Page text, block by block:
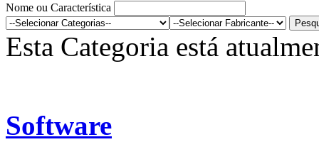
Nome ou Característica
Esta Categoria está
Software